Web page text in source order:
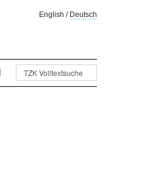
English / Deutsch